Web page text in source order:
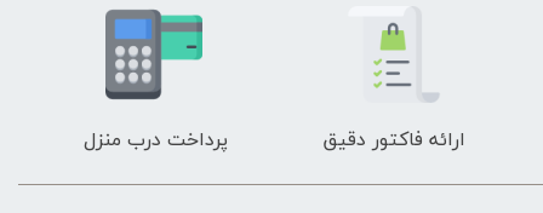
ارائه فاکتور دقیق پرداخت درب منزل